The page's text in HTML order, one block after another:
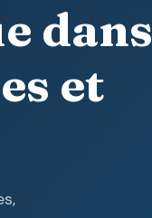
dans
et